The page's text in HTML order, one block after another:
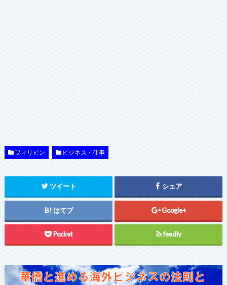
フィリピン ビジネス・仕事
ツイート シェア
はてブ Google+
Pocket feedly